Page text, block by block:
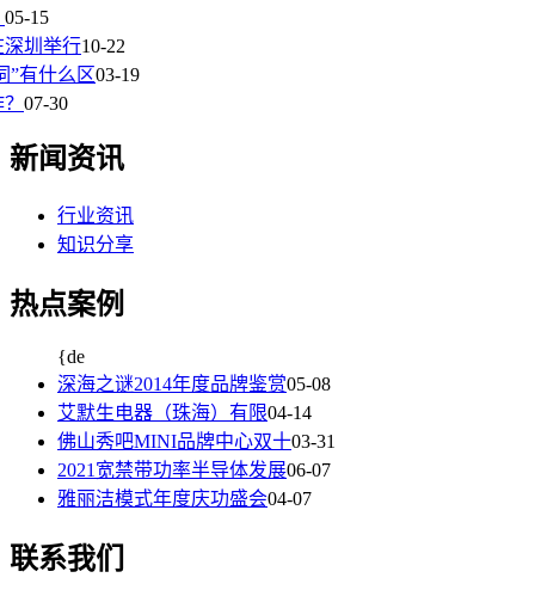
05-15
深圳举行10-22
”有什么区03-19
07-30
新闻资讯
行业资讯
知识分享
热点案例
{de
深海之谜2014年度品牌鉴赏05-08
艾默生电器（珠海）有限04-14
佛山秀吧MINI品牌中心双十03-31
2021宽禁带功率半导体发展06-07
雅丽洁模式年度庆功盛会04-07
联系我们